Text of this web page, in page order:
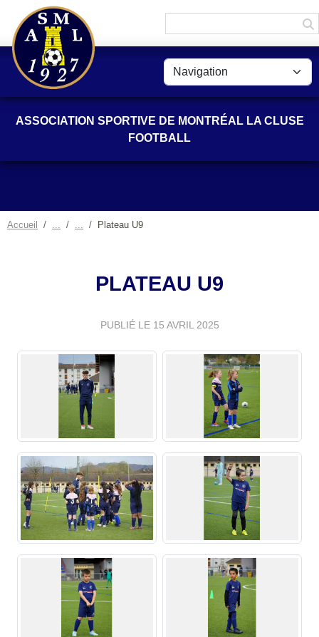
ASSOCIATION SPORTIVE DE MONTRÉAL LA CLUSE
FOOTBALL
Accueil Plateau U9
PLATEAU U9
PUBLIÉ LE 15 AVRIL 2025
Panneau de gestion des cookies